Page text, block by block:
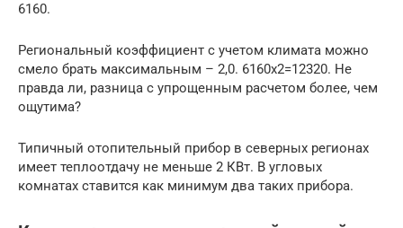
6160.
Региональный коэффициент с учетом климата можно
смело брать максимальным – 2,0. 6160х2=12320. Не
правда ли, разница с упрощенным расчетом более, чем
ощутима?
Типичный отопительный прибор в северных регионах
имеет теплоотдачу не меньше 2 КВт. В угловых
комнатах ставится как минимум два таких прибора.